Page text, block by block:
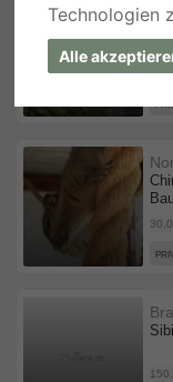
Technologien
Alle